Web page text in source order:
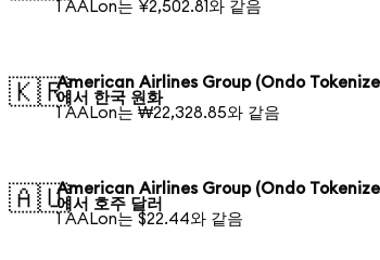
1 AALon는 ¥2,502.81와 같음
🇰🇷American Airlines Group (Ondo
에서 한국 원화
1 AALon는 ₩22,328.85와 같음
🇦🇺American Airlines Group (Ondo
에서 호주 달러
1 AALon는 $22.44와 같음